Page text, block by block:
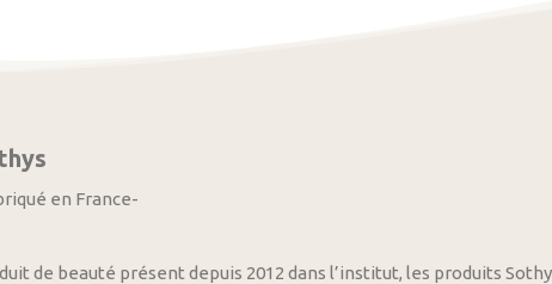
en France-
de beauté présent depuis 2012 dans l’institut, les produits